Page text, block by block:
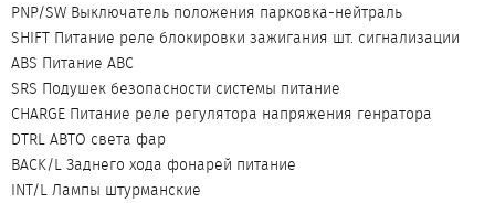
PNP/SW Выключатель положения парковка-нейтраль
SHIFT Питание реле блокировки зажигания шт. сигнализации
ABS Питание АВС
SRS Подушек безопасности системы питание
CHARGE Питание реле регулятора напряжения генратора
DTRL АВТО света фар
BACK/L Заднего хода фонарей питание
INT/L Лампы штурманские